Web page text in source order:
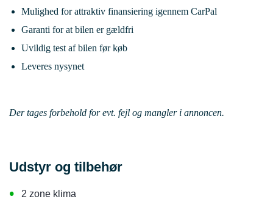
Mulighed for attraktiv finansiering igennem CarPal
Garanti for at bilen er gældfri
Uvildig test af bilen før køb
Leveres nysynet
Der tages forbehold for evt. fejl og mangler i annoncen.
Udstyr og tilbehør
• 2 zone klima